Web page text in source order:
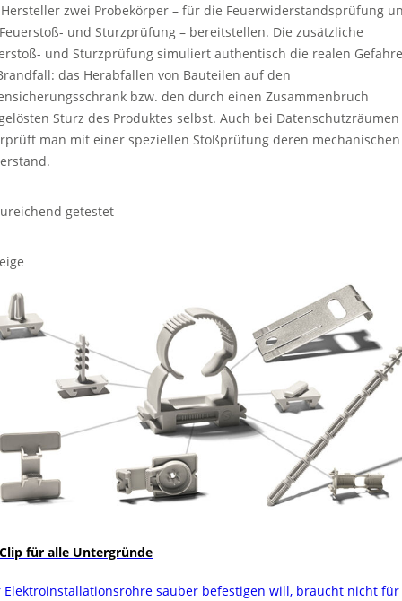
zwei Probekörper – für die Feuerwiderstandsprüfung
und Sturzprüfung – bereitstellen. Die zusätzliche
und Sturzprüfung simuliert authentisch die realen
das Herabfallen von Bauteilen auf den
bzw. den durch einen Zusammenbruch
Sturz des Produktes selbst. Auch bei Datenschutzräumen
man mit einer speziellen Stoßprüfung deren mechanischen
getestet
für alle Untergründe
Elektroinstallationsrohre sauber befestigen will, braucht nicht für